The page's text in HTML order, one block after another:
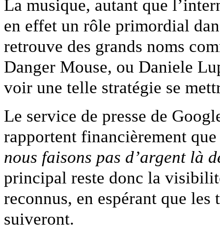
La musique, autant que
en effet un rôle primordial
retrouve des grands noms
Danger Mouse, ou Daniele
voir une telle stratégie se
Le service de presse de
rapportent financièrement
nous faisons pas d’argent là
principal reste donc la
reconnus, en espérant que
suiveront.